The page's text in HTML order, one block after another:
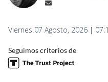
Viernes 07 Agosto, 2026 |
Seguimos criterios de